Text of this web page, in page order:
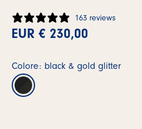
163 reviews
EUR € 230,00
Colore: black & gold glitter